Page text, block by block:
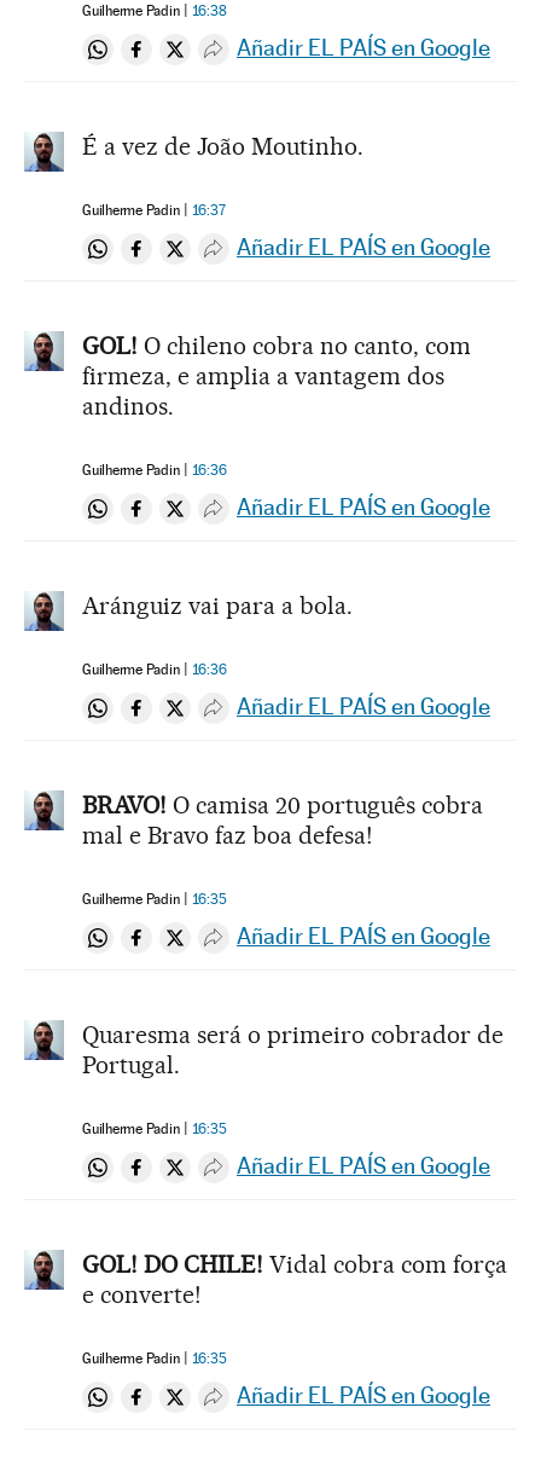
Guilherme Padin 16:38
Compartir en Whatsapp
Compartir en Facebook
Compartir en Twitter
Desplegar Redes Sociales
Añadir EL PAÍS en Google
É a vez de João Moutinho.
Guilherme Padin 16:37
Compartir en Whatsapp
Compartir en Facebook
Compartir en Twitter
Desplegar Redes Sociales
Añadir EL PAÍS en Google
GOL! O chileno cobra no canto, com
firmeza, e amplia a vantagem dos
andinos.
Guilherme Padin 16:36
Compartir en Whatsapp
Compartir en Facebook
Compartir en Twitter
Desplegar Redes Sociales
Añadir EL PAÍS en Google
Aránguiz vai para a bola.
Guilherme Padin 16:36
Compartir en Whatsapp
Compartir en Facebook
Compartir en Twitter
Desplegar Redes Sociales
Añadir EL PAÍS en Google
BRAVO! O camisa 20 português cobra
mal e Bravo faz boa defesa!
Guilherme Padin 16:35
Compartir en Whatsapp
Compartir en Facebook
Compartir en Twitter
Desplegar Redes Sociales
Añadir EL PAÍS en Google
Quaresma será o primeiro cobrador de
Portugal.
Guilherme Padin 16:35
Compartir en Whatsapp
Compartir en Facebook
Compartir en Twitter
Desplegar Redes Sociales
Añadir EL PAÍS en Google
GOL! DO CHILE! Vidal cobra com força
e converte!
Guilherme Padin 16:35
Compartir en Whatsapp
Compartir en Facebook
Compartir en Twitter
Desplegar Redes Sociales
Añadir EL PAÍS en Google